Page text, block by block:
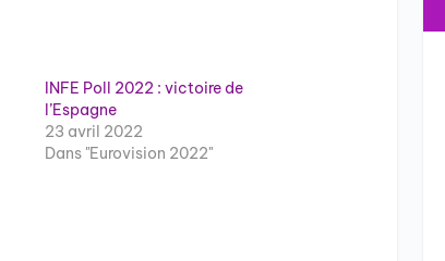
INFE Poll 2022 : victoire de
l’Espagne
23 avril 2022
Dans "Eurovision 2022"